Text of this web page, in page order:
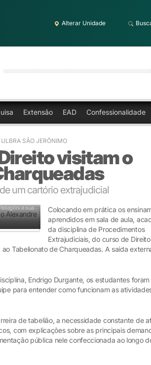
Alterar Unidade
Extensão EAD Confessionalidade
SÃO JERÔNIMO
visitam o
um cartório extrajudicial
e sua
Colocando em prática os
aprendidos em sala de aula,
da disciplina de Procedimentos
Extrajudiciais, do curso de
Tabelionato de Charqueadas. A saída
Endrigo Durgante, os estudantes
para entender como funcionam as
de tabelião, a necessidade constante de
com explicações sobre as principais
pública nele confeccionada ao longo